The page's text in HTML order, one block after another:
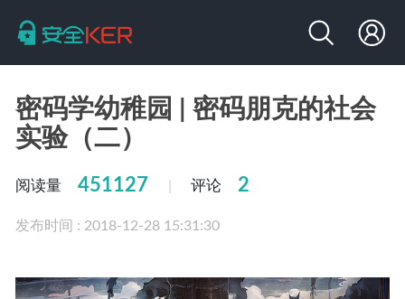
密码学幼稚园 | 密码朋克的社会
实验（二）
阅读量 451127 评论 2
发布时间 : 2018-12-28 15:31:30